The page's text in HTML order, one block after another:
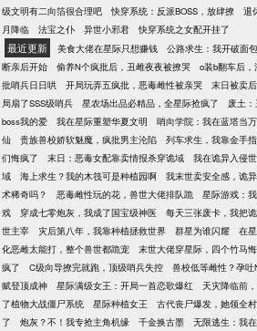
级文明有二向箔很合理吧
快穿系统：反派BOSS，放肆撩 退
月降临
法宝之仆 异世小邪君 快穿系统之女配开挂了
最近更新 美食大佬在星际只想赚钱 公路求生：我开破面
断亲后开始
偷养N个疯批后，丑雌夜夜被撩哭 o装b翻车后
批哨兵日日哄
开局玩弄五疯批，恶毒雌性被亲哭 末日被卖
局扇了SSS级哨兵
星农场出品必精品，全星际抢疯了 废土
boss我的爱
我在星际重塑华夏文明 哨向学院：我在蓝塔当
仙
贵族兽校娇软魅魔，疯批男主沦陷 列车求生，我靠金手
们悔疯了
末日：恶毒女配靠卖情报杀穿诡域 我在诡异入侵
域
海上求生？我的木筏可是种植园啊 我末世卖安全感，诡
术稀奇吗？
恶毒雌性玩的花，兽世大佬排队跪 星际游戏：
戏
穿成七零炮灰，我成了国宝级神医 每天三张废卡，我把
世主宰
灾后第八年，我靠种植拯救世界 群星为谁闪耀 在
化恶雌太能打，整个兽世都跪宠
末世大佬穿星际，四个竹马
疯了
C级向导撩完就跑，顶级哨兵失控 兽校低等雌性？孕吐
赋登顶成神
星际满级女王：开局一首恋歌爆红 天灾降临前
了植物大战僵尸系统
星际种植女王 古代丧尸爆发，她领全
了
炮灰？不！我专抢主角机缘 千金换古墨 无限逃生：我